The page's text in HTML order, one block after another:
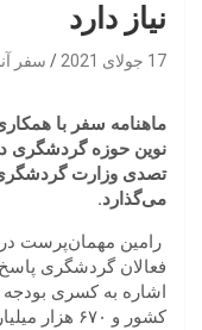
نیاز دارد
17 جولای 2021 سفر
ماهنامه سفر با
نوین حوزه گردشگری
تصدی وزارت
می‌گذارد.
رامین مهمان‌پرست
فعالان گردشگری
کشور و ۶۷۰